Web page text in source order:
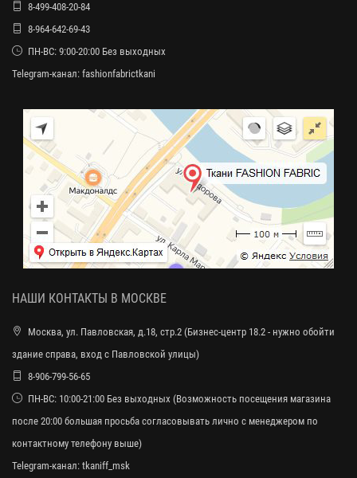
8-499-408-20-84
8-964-642-69-43
ПН-ВС: 9:00-20:00 Без выходных
Telegram-канал: fashionfabrictkani
НАШИ КОНТАКТЫ В МОСКВЕ
Москва, ул. Павловская, д.18, стр.2 (Бизнес-центр 18.2 - нужно обойти
здание справа, вход с Павловской улицы)
8-906-799-56-65
ПН-ВС: 10:00-21:00 Без выходных (Возможность посещения магазина
после 20:00 большая просьба согласовывать лично с менеджером по
контактному телефону выше)
Telegram-канал: tkaniff_msk